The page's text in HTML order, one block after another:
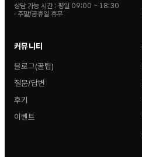
상담 가능 시간 : 평일 09:00 ~ 18:30
· 주말/공휴일 휴무
커뮤니티
블로그(꿀팁)
질문/답변
후기
이벤트